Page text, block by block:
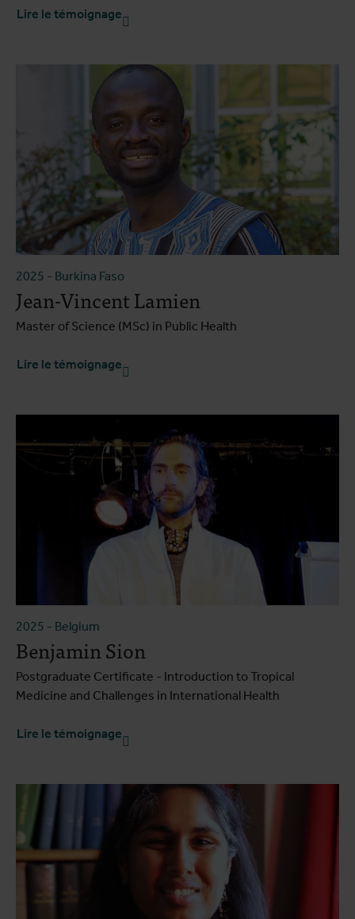
Lire le témoignage
2025 - Burkina Faso
Jean-Vincent Lamien
Master of Science (MSc) in Public Health
Lire le témoignage
2025 - Belgium
Benjamin Sion
Postgraduate Certificate - Introduction to Tropical
Medicine and Challenges in International Health
Lire le témoignage